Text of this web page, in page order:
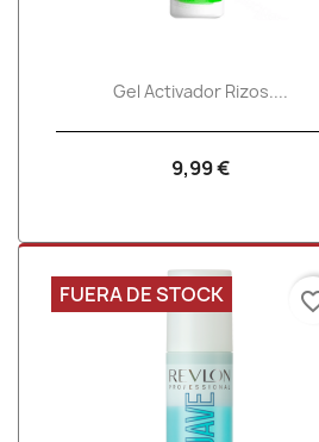
Gel Activador Rizos....
9,99 €
FUERA DE STOCK